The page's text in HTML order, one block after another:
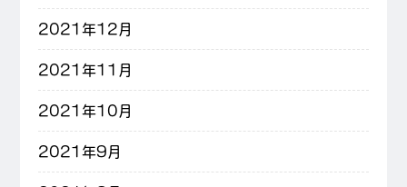
2021年12月
2021年11月
2021年10月
2021年9月